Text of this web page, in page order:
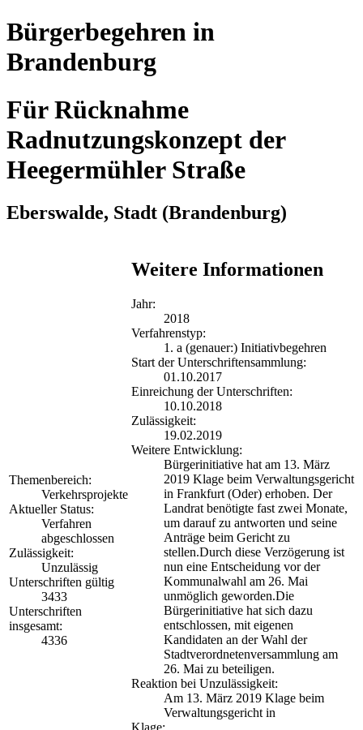
Bürgerbegehren in
Brandenburg
Für Rücknahme
Radnutzungskonzept der
Heegermühler Straße
Eberswalde, Stadt (Brandenburg)
Themenbereich:
Verkehrsprojekte
Aktueller Status:
Verfahren
abgeschlossen
Zulässigkeit:
Unzulässig
Unterschriften gültig
3433
Unterschriften
insgesamt:
4336
Weitere Informationen
Jahr:
2018
Verfahrenstyp:
1. a (genauer:) Initiativbegehren
Start der Unterschriftensammlung:
01.10.2017
Einreichung der Unterschriften:
10.10.2018
Zulässigkeit:
19.02.2019
Weitere Entwicklung:
Bürgerinitiative hat am 13. März
2019 Klage beim Verwaltungsgericht
in Frankfurt (Oder) erhoben. Der
Landrat benötigte fast zwei Monate,
um darauf zu antworten und seine
Anträge beim Gericht zu
stellen.Durch diese Verzögerung ist
nun eine Entscheidung vor der
Kommunalwahl am 26. Mai
unmöglich geworden.Die
Bürgerinitiative hat sich dazu
entschlossen, mit eigenen
Kandidaten an der Wahl der
Stadtverordnetenversammlung am
26. Mai zu beteiligen.
Reaktion bei Unzulässigkeit:
Am 13. März 2019 Klage beim
Verwaltungsgericht in
Klage: